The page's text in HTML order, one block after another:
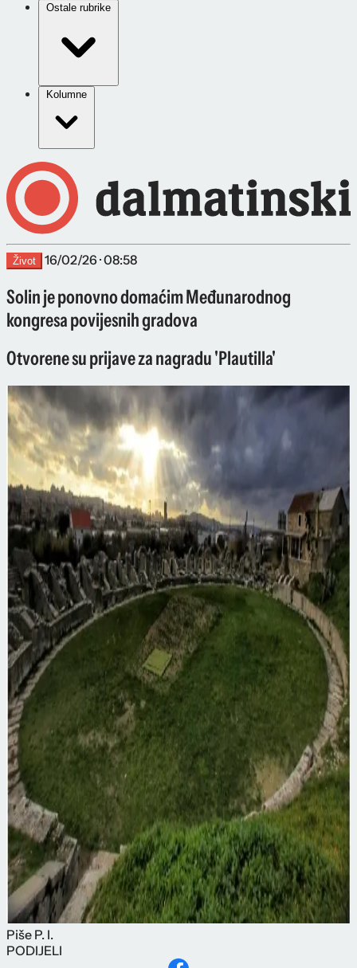
Ostale rubrike
Kolumne
Život 16/02/26 · 08:58
Solin je ponovno domaćim Međunarodnog
kongresa povijesnih gradova
Otvorene su prijave za nagradu 'Plautilla'
Piše P. I.
PODIJELI